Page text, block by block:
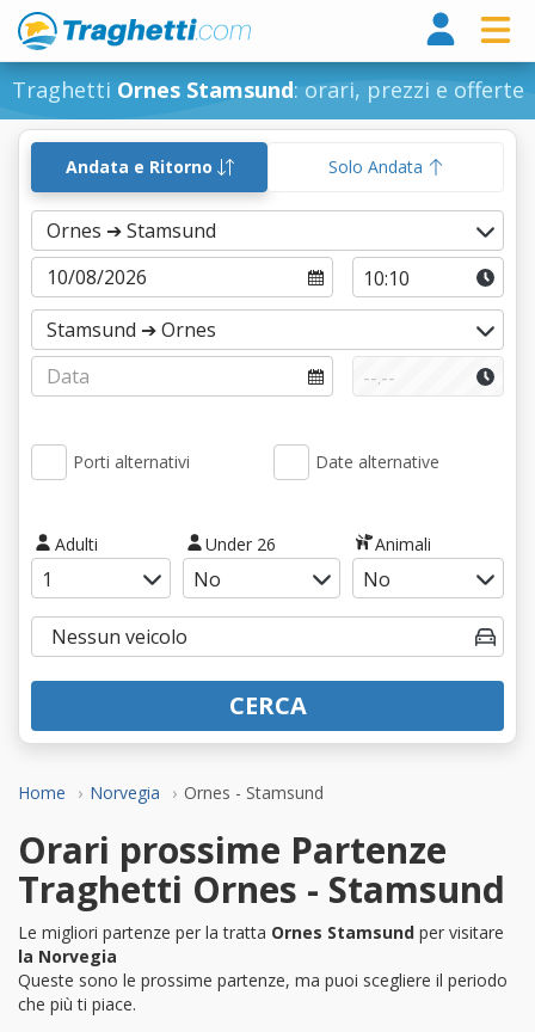
Traghetti Ornes Stamsund: orari, prezzi e offerte
Home Norvegia Ornes - Stamsund
Andata e Ritorno Solo Andata
Porti alternativi Date alternative
Adulti Under 26 Animali
CERCA
Orari prossime Partenze
Traghetti Ornes - Stamsund
Le migliori partenze per la tratta Ornes Stamsund per visitare
la Norvegia
Queste sono le prossime partenze, ma puoi scegliere il periodo
che più ti piace.